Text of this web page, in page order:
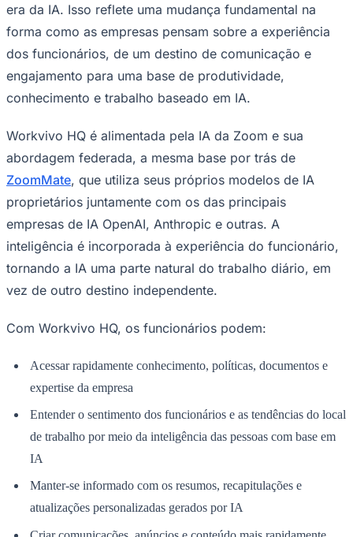
Brasileirão Série A
Brasileirão Série B
Paulistão
Copa do Brasil
Libertadores
Copa América
Premier League
La Liga
Bundesliga
Mundial 2026
Times - Ir direto
era da IA. Isso reflete uma mudança fundamental na
forma como as empresas pensam sobre a experiência
dos funcionários, de um destino de comunicação e
engajamento para uma base de produtividade,
conhecimento e trabalho baseado em IA.
Workvivo HQ é alimentada pela IA da Zoom e sua
abordagem federada, a mesma base por trás de
ZoomMate, que utiliza seus próprios modelos de IA
proprietários juntamente com os das principais
empresas de IA OpenAI, Anthropic e outras. A
inteligência é incorporada à experiência do funcionário,
tornando a IA uma parte natural do trabalho diário, em
vez de outro destino independente.
Com Workvivo HQ, os funcionários podem:
Acessar rapidamente conhecimento, políticas, documentos e
expertise da empresa
Entender o sentimento dos funcionários e as tendências do local
de trabalho por meio da inteligência das pessoas com base em
IA
Manter-se informado com os resumos, recapitulações e
atualizações personalizadas gerados por IA